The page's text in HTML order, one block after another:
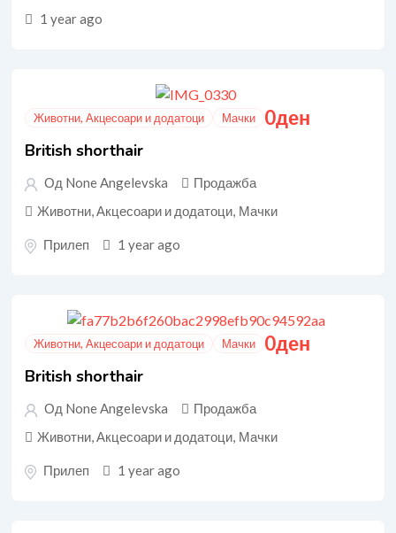
1 year ago
Животни, Акцесоари и додатоци Мачки 0ден
British shorthair
Од None Angelevska
Продажба
Животни, Акцесоари и додатоци, Мачки
Прилеп 1 year ago
Животни, Акцесоари и додатоци Мачки 0ден
British shorthair
Од None Angelevska
Продажба
Животни, Акцесоари и додатоци, Мачки
Прилеп 1 year ago